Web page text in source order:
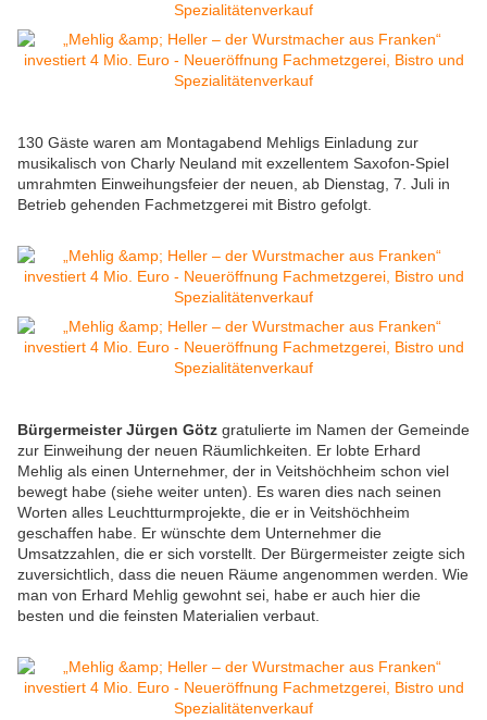
130 Gäste waren am Montagabend Mehligs Einladung zur
musikalisch von Charly Neuland mit exzellentem Saxofon-Spiel
umrahmten Einweihungsfeier der neuen, ab Dienstag, 7. Juli in
Betrieb gehenden Fachmetzgerei mit Bistro gefolgt.
Bürgermeister Jürgen Götz gratulierte im Namen der Gemeinde
zur Einweihung der neuen Räumlichkeiten. Er lobte Erhard
Mehlig als einen Unternehmer, der in Veitshöchheim schon viel
bewegt habe (siehe weiter unten). Es waren dies nach seinen
Worten alles Leuchtturmprojekte, die er in Veitshöchheim
geschaffen habe. Er wünschte dem Unternehmer die
Umsatzzahlen, die er sich vorstellt. Der Bürgermeister zeigte sich
zuversichtlich, dass die neuen Räume angenommen werden. Wie
man von Erhard Mehlig gewohnt sei, habe er auch hier die
besten und die feinsten Materialien verbaut.